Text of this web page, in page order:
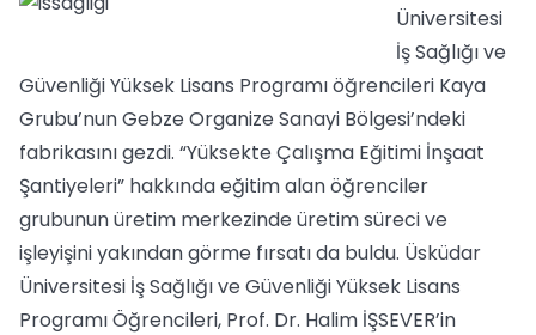
Üniversitesi
İş Sağlığı ve
Güvenliği Yüksek Lisans Programı öğrencileri Kaya
Grubu’nun Gebze Organize Sanayi Bölgesi’ndeki
fabrikasını gezdi. “Yüksekte Çalışma Eğitimi İnşaat
Şantiyeleri” hakkında eğitim alan öğrenciler
grubunun üretim merkezinde üretim süreci ve
işleyişini yakından görme fırsatı da buldu. Üsküdar
Üniversitesi İş Sağlığı ve Güvenliği Yüksek Lisans
Programı Öğrencileri, Prof. Dr. Halim İŞSEVER’in